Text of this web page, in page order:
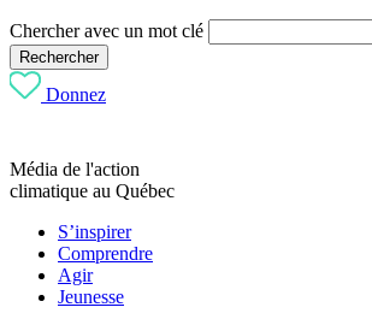
Chercher avec un mot clé
Rechercher
Donnez
Média de l'action
climatique au Québec
S’inspirer
Comprendre
Agir
Jeunesse